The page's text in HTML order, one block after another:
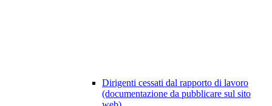
Dirigenti cessati dal rapporto di lavoro
(documentazione da pubblicare sul sito